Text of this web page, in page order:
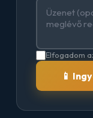
Elfogadom
📱